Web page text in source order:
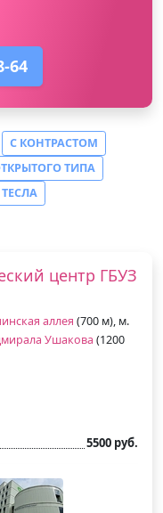
64
С КОНТРАСТОМ
ТИПА
центр ГБУЗ
аллея (700 м), м.
Ушакова (1200
5500 руб.